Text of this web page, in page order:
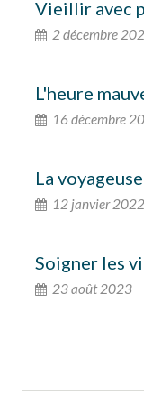
Vieillir avec
2 décembre
L'heure
16 décembre
La
12 janvier 2022
Soigner les
23 août 2023